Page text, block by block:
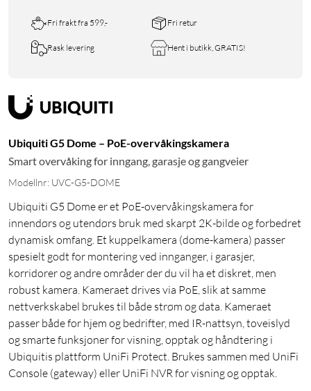
Fri frakt fra 599,- Fri retur
Rask levering Hent i butikk, GRATIS!
Ubiquiti G5 Dome – PoE-overvåkingskamera
Smart overvåking for inngang, garasje og gangveier
Modellnr: UVC-G5-DOME
Ubiquiti G5 Dome er et PoE-overvåkingskamera for
innendørs og utendørs bruk med skarpt 2K-bilde og forbedret
dynamisk omfang. Et kuppelkamera (dome-kamera) passer
spesielt godt for montering ved innganger, i garasjer,
korridorer og andre områder der du vil ha et diskret, men
robust kamera. Kameraet drives via PoE, slik at samme
nettverkskabel brukes til både strøm og data. Kameraet
passer både for hjem og bedrifter, med IR-nattsyn, toveislyd
og smarte funksjoner for visning, opptak og håndtering i
Ubiquitis plattform UniFi Protect. Brukes sammen med UniFi
Console (gateway) eller UniFi NVR for visning og opptak.